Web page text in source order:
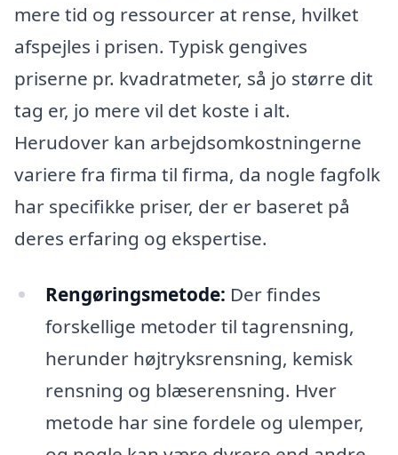
mere tid og ressourcer at rense, hvilket
afspejles i prisen. Typisk gengives
priserne pr. kvadratmeter, så jo større dit
tag er, jo mere vil det koste i alt.
Herudover kan arbejdsomkostningerne
variere fra firma til firma, da nogle fagfolk
har specifikke priser, der er baseret på
deres erfaring og ekspertise.
Rengøringsmetode: Der findes
forskellige metoder til tagrensning,
herunder højtryksrensning, kemisk
rensning og blæserensning. Hver
metode har sine fordele og ulemper,